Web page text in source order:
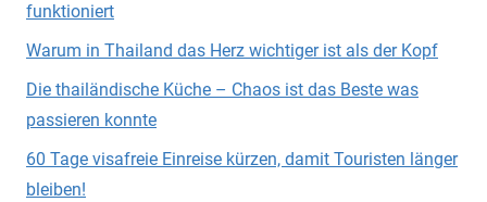
funktioniert
Warum in Thailand das Herz wichtiger ist als der Kopf
Die thailändische Küche – Chaos ist das Beste was
passieren konnte
60 Tage visafreie Einreise kürzen, damit Touristen länger
bleiben!